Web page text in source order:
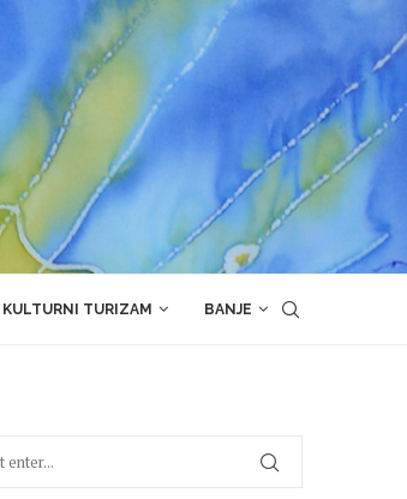
KULTURNI TURIZAM BANJE